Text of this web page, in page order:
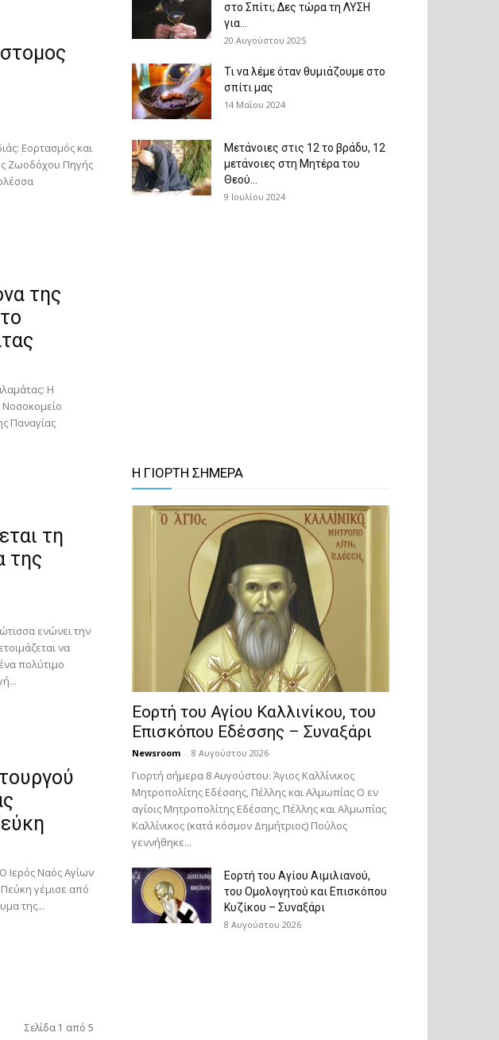
Εορτασμός και
Ζωοδόχου Πηγής
της
Η
Νοσοκομείο
Παναγίας
τη
της
ενώνει την
να
πολύτιμο
Ιερός Ναός Αγίων
γέμισε από
της...
Σελίδα 1 από 5
στο Σπίτι; Δες τώρα τη ΛΥΣΗ
για...
20 Αυγούστου 2025
Τι να λέμε όταν θυμιάζουμε στο
σπίτι μας
14 Μαΐου 2024
Μετάνοιες στις 12 το βράδυ, 12
μετάνοιες στη Μητέρα του
Θεού...
9 Ιουλίου 2024
Η ΓΙΟΡΤΗ ΣΗΜΕΡΑ
Εορτή του Αγίου Καλλινίκου, του
Επισκόπου Εδέσσης – Συναξάρι
Newsroom - 8 Αυγούστου 2026
Γιορτή σήμερα 8 Αυγούστου: Άγιος Καλλίνικος
Μητροπολίτης Εδέσσης, Πέλλης και Αλμωπίας Ο εν
αγίοις Μητροπολίτης Εδέσσης, Πέλλης και Αλμωπίας
Καλλίνικος (κατά κόσμον Δημήτριος) Πούλος
γεννήθηκε...
Εορτή του Αγίου Αιμιλιανού,
του Ομολογητού και Επισκόπου
Κυζίκου – Συναξάρι
8 Αυγούστου 2026